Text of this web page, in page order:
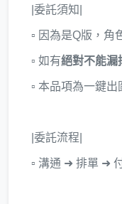
|委託須知|
▫ 因為是Q版，角
▫ 如有絕對不能漏
▫ 本品項為一鍵出
|委託流程|
▫ 溝通 ➜ 排單 ➜